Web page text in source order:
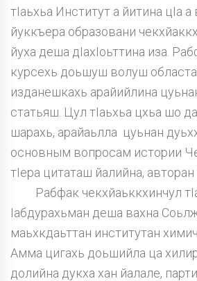
тIаьхьа Институт а йитина цIа
йуккъера образовани
йуха деша дIахIоьттина иза.
курсехь доьшуш волуш
изданешкахь арайийлина
статьяш. Цул тIаьхьа цхьа шо
шарахь, арайаьлла цуьнан
основным вопросам истории
тIера цитаташ йалийна,
Рабфак чекхйаьккхинчул
Iабдурахьман деша вахна
маьхкдаьттан институтан
Амма цигахь доьшийла ца
долийна дукха хан йалале,